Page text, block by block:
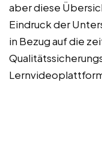
aber diese
Eindruck der
in Bezug auf die